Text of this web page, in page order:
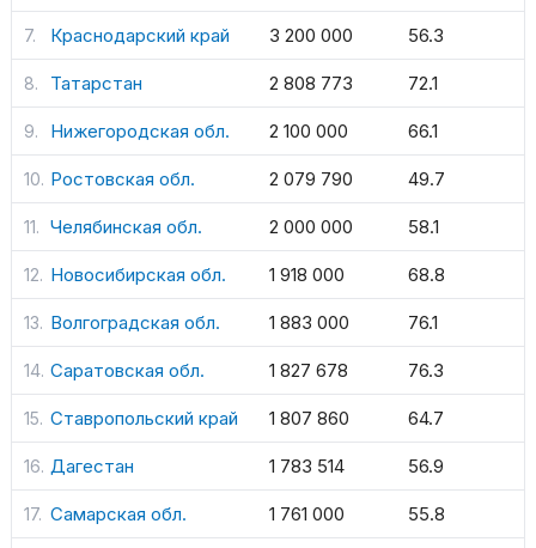
Краснодарский край 3 200 000 56.3
Татарстан 2 808 773 72.1
Нижегородская обл. 2 100 000 66.1
Ростовская обл. 2 079 790 49.7
Челябинская обл. 2 000 000 58.1
Новосибирская обл. 1 918 000 68.8
Волгоградская обл. 1 883 000 76.1
Саратовская обл. 1 827 678 76.3
Ставропольский край 1 807 860 64.7
Дагестан 1 783 514 56.9
Самарская обл. 1 761 000 55.8